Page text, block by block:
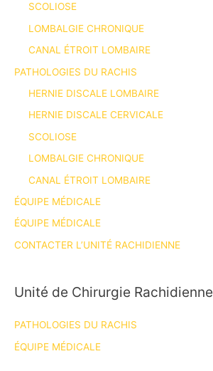
SCOLIOSE
LOMBALGIE CHRONIQUE
CANAL ÉTROIT LOMBAIRE
PATHOLOGIES DU RACHIS
HERNIE DISCALE LOMBAIRE
HERNIE DISCALE CERVICALE
SCOLIOSE
LOMBALGIE CHRONIQUE
CANAL ÉTROIT LOMBAIRE
ÉQUIPE MÉDICALE
ÉQUIPE MÉDICALE
CONTACTER L’UNITÉ RACHIDIENNE
Unité de Chirurgie Rachidienne
PATHOLOGIES DU RACHIS
ÉQUIPE MÉDICALE